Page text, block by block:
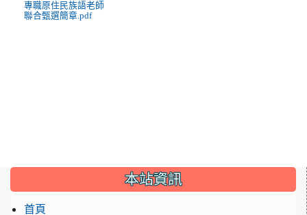
專職原住民族語老師
聯合甄選簡章.pdf
::: 本站資訊
首頁